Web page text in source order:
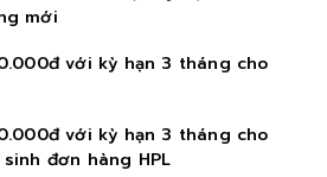
mới
với kỳ hạn 3 tháng cho
với kỳ hạn 3 tháng cho
đơn hàng HPL